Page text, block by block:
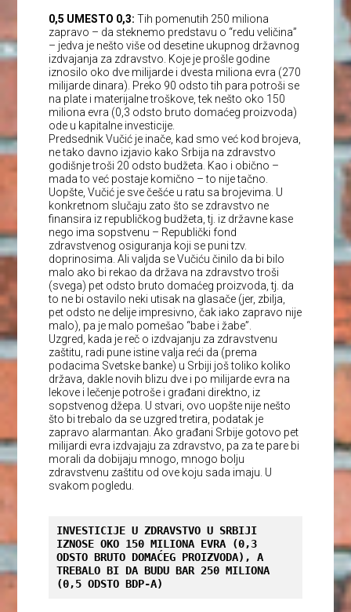
0,5 UMESTO 0,3: Tih pomenutih 250 miliona
zapravo – da steknemo predstavu o “redu veličina”
– jedva je nešto više od desetine ukupnog državnog
izdvajanja za zdravstvo. Koje je prošle godine
iznosilo oko dve milijarde i dvesta miliona evra (270
milijarde dinara). Preko 90 odsto tih para potroši se
na plate i materijalne troškove, tek nešto oko 150
miliona evra (0,3 odsto bruto domaćeg proizvoda)
ode u kapitalne investicije.
Predsednik Vučić je inače, kad smo već kod brojeva,
ne tako davno izjavio kako Srbija na zdravstvo
godišnje troši 20 odsto budžeta. Kao i obično –
mada to već postaje komično – to nije tačno.
Uopšte, Vučić je sve češće u ratu sa brojevima. U
konkretnom slučaju zato što se zdravstvo ne
finansira iz republičkog budžeta, tj. iz državne kase
nego ima sopstvenu – Republički fond
zdravstvenog osiguranja koji se puni tzv.
doprinosima. Ali valjda se Vučiću činilo da bi bilo
malo ako bi rekao da država na zdravstvo troši
(svega) pet odsto bruto domaćeg proizvoda, tj. da
to ne bi ostavilo neki utisak na glasače (jer, zbilja,
pet odsto ne delije impresivno, čak iako zapravo nije
malo), pa je malo pomešao “babe i žabe”.
Uzgred, kada je reč o izdvajanju za zdravstvenu
zaštitu, radi pune istine valja reći da (prema
podacima Svetske banke) u Srbiji još toliko koliko
država, dakle novih blizu dve i po milijarde evra na
lekove i lečenje potroše i građani direktno, iz
sopstvenog džepa. U stvari, ovo uopšte nije nešto
što bi trebalo da se uzgred tretira, podatak je
zapravo alarmantan. Ako građani Srbije gotovo pet
milijardi evra izdvajaju za zdravstvo, pa za te pare bi
morali da dobijaju mnogo, mnogo bolju
zdravstvenu zaštitu od ove koju sada imaju. U
svakom pogledu.
INVESTICIJE U ZDRAVSTVO U SRBIJI
IZNOSE OKO 150 MILIONA EVRA (0,3
ODSTO BRUTO DOMAĆEG PROIZVODA), A
TREBALO BI DA BUDU BAR 250 MILIONA
(0,5 ODSTO BDP-A)